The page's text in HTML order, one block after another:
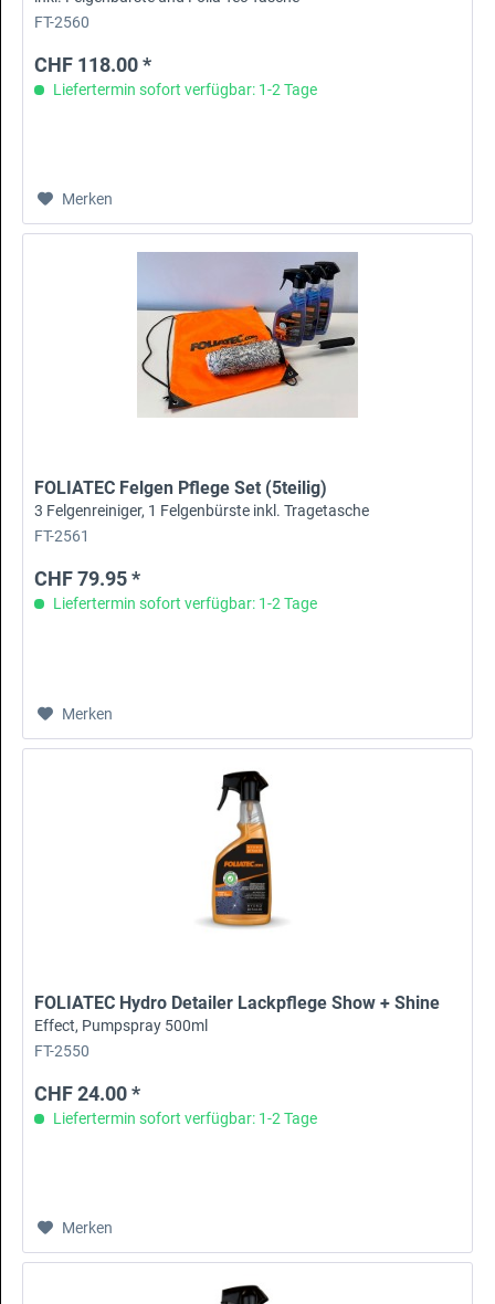
FT-2560
CHF 118.00 *
Liefertermin sofort verfügbar: 1-2 Tage
Merken
FOLIATEC Felgen Pflege Set (5teilig)
3 Felgenreiniger, 1 Felgenbürste inkl. Tragetasche
FT-2561
CHF 79.95 *
Liefertermin sofort verfügbar: 1-2 Tage
Merken
FOLIATEC Hydro Detailer Lackpflege Show + Shine
Effect, Pumpspray 500ml
FT-2550
CHF 24.00 *
Liefertermin sofort verfügbar: 1-2 Tage
Merken